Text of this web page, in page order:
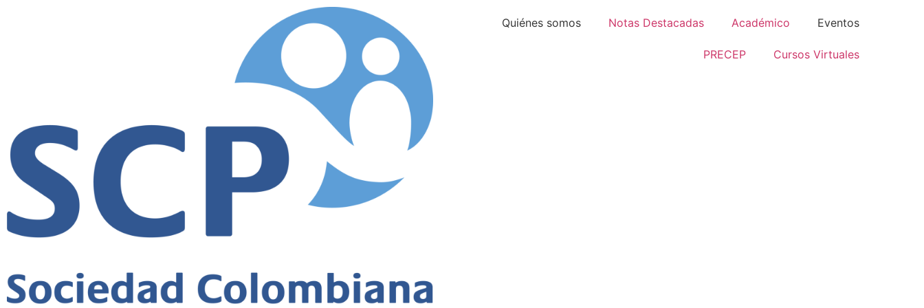
Quiénes somos Notas Destacadas Académico Eventos
PRECEP Cursos Virtuales